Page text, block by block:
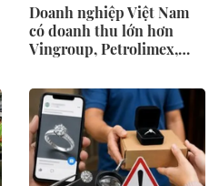
Doanh nghiệp Việt Nam
có doanh thu lớn hơn
Vingroup, Petrolimex,
doanh nghiệp lớn nhất
thế giới